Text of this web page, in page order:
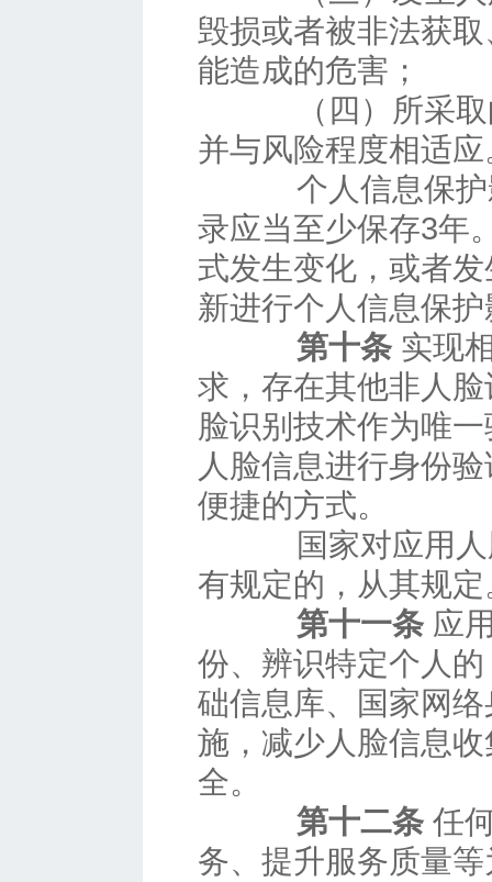
毁损或者被非法获
能造成的危害；
（四）所采取
并与风险程度相适应
个人信息保护
录应当至少保存3年
式发生变化，或者
新进行个人信息保
第十条 实现
求，存在其他非人
脸识别技术作为唯
人脸信息进行身份
便捷的方式。
国家对应用人
有规定的，从其规定
第十一条 应
份、辨识特定个人
础信息库、国家网
施，减少人脸信息
全。
第十二条 任
务、提升服务质量